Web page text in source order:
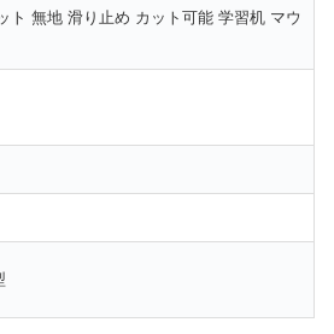
ト 無地 滑り止め カット可能 学習机 マウ